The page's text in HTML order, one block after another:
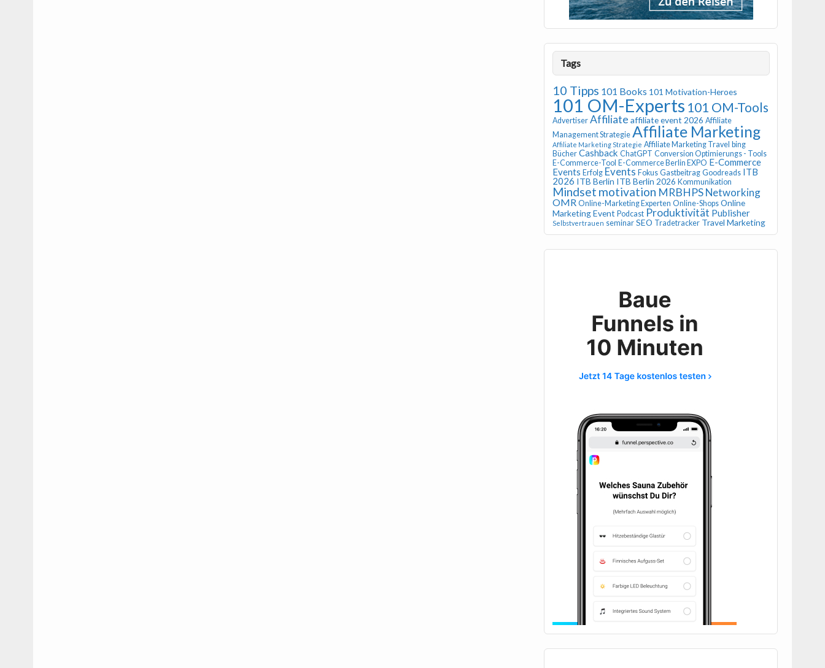
Tags
10 Tipps 101 Books 101 Motivation-Heroes
101 OM-Experts 101 OM-Tools
Advertiser Affiliate affiliate event 2026 Affiliate
Management Strategie Affiliate Marketing
Affiliate Marketing Strategie Affiliate Marketing Travel bing
Bücher Cashback ChatGPT Conversion Optimierungs - Tools
E-Commerce-Tool E-Commerce Berlin EXPO E-Commerce
Events Erfolg Events Fokus Gastbeitrag Goodreads ITB
2026 ITB Berlin ITB Berlin 2026 Kommunikation
Mindset motivation MRBHPS Networking
OMR Online-Marketing Experten Online-Shops Online
Marketing Event Podcast Produktivität Publisher
Selbstvertrauen seminar SEO Tradetracker Travel Marketing